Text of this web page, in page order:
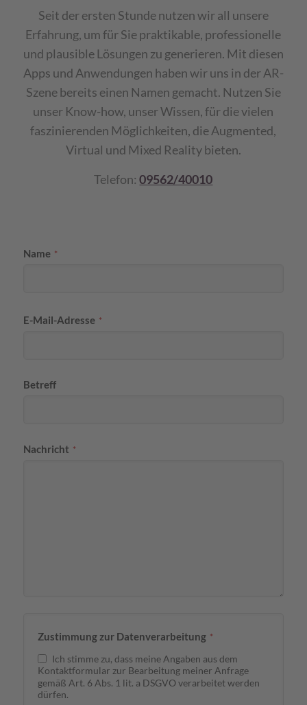
Seit der ersten Stunde nutzen wir all unsere
Erfahrung, um für Sie praktikable, professionelle
und plausible Lösungen zu generieren. Mit diesen
Apps und Anwendungen haben wir uns in der AR-
Szene bereits einen Namen gemacht. Nutzen Sie
unser Know-how, unser Wissen, für die vielen
faszinierenden Möglichkeiten, die Augmented,
Virtual und Mixed Reality bieten.
Telefon:09562/40010
Name *
E-Mail-Adresse *
Betreff
Nachricht *
Zustimmung zur Datenverarbeitung *
Ich stimme zu, dass meine Angaben aus dem
Kontaktformular zur Bearbeitung meiner Anfrage
gemäß Art. 6 Abs. 1 lit. a DSGVO verarbeitet werden
dürfen.